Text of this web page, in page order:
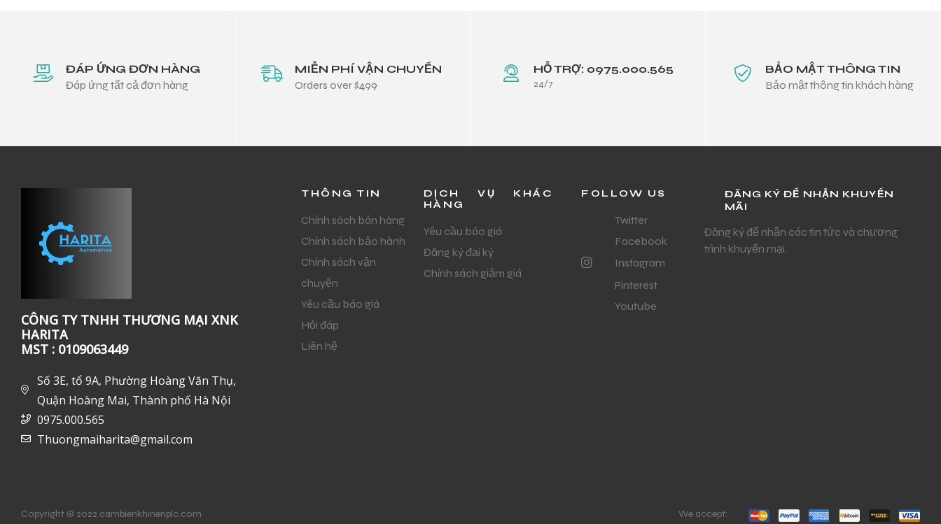
ĐÁP ỨNG ĐƠN HÀNG
Đáp ứng tất cả đơn hàng
MIỄN PHÍ VẬN CHUYỂN
Orders over $499
HỖ TRỢ: 0975.000.565
24/7
BẢO MẬT THÔNG TIN
Bảo mật thông tin khách hàng
CÔNG TY TNHH THƯƠNG MẠI XNK
HARITA
MST : 0109063449
Số 3E, tổ 9A, Phường Hoàng Văn Thụ,
Quận Hoàng Mai, Thành phố Hà Nội
0975.000.565
Thuongmaiharita@gmail.com
THÔNG TIN
Chính sách bán hàng
Chính sách bảo hành
Chính sách vận
chuyển
Yêu cầu báo giá
Hỏi đáp
Liên hệ
DỊCH VỤ KHÁC
HÀNG
Yêu cầu báo giá
Đăng ký đại ký
Chính sách giảm giá
FOLLOW US
Twitter
Facebook
Instagram
Pinterest
Youtube
ĐĂNG KÝ ĐỂ NHẬN KHUYẾN
MÃI
Đăng ký để nhận các tin tức và chương
trình khuyến mại.
Copyright © 2022 cambienkhinenplc.com We accept: